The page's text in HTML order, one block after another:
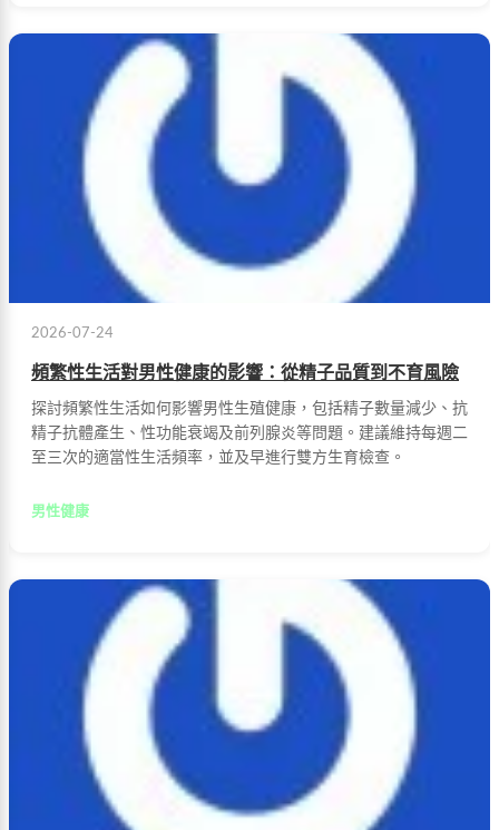
2026-07-24
頻繁性生活對男性健康的影響：從精子品質到不育風險
探討頻繁性生活如何影響男性生殖健康，包括精子數量減少、抗
精子抗體產生、性功能衰竭及前列腺炎等問題。建議維持每週二
至三次的適當性生活頻率，並及早進行雙方生育檢查。
男性健康